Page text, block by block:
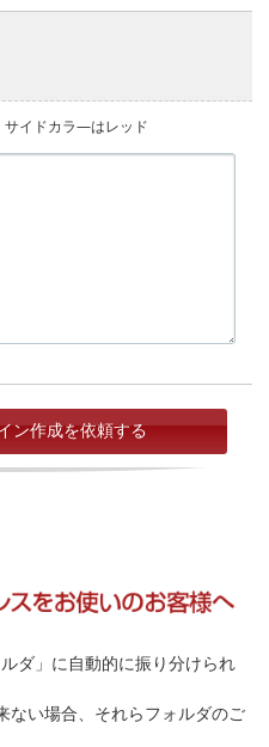
サイドカラ―はレッド
ダ」に自動的に振り分けられ
ない場合、それらフォルダのご